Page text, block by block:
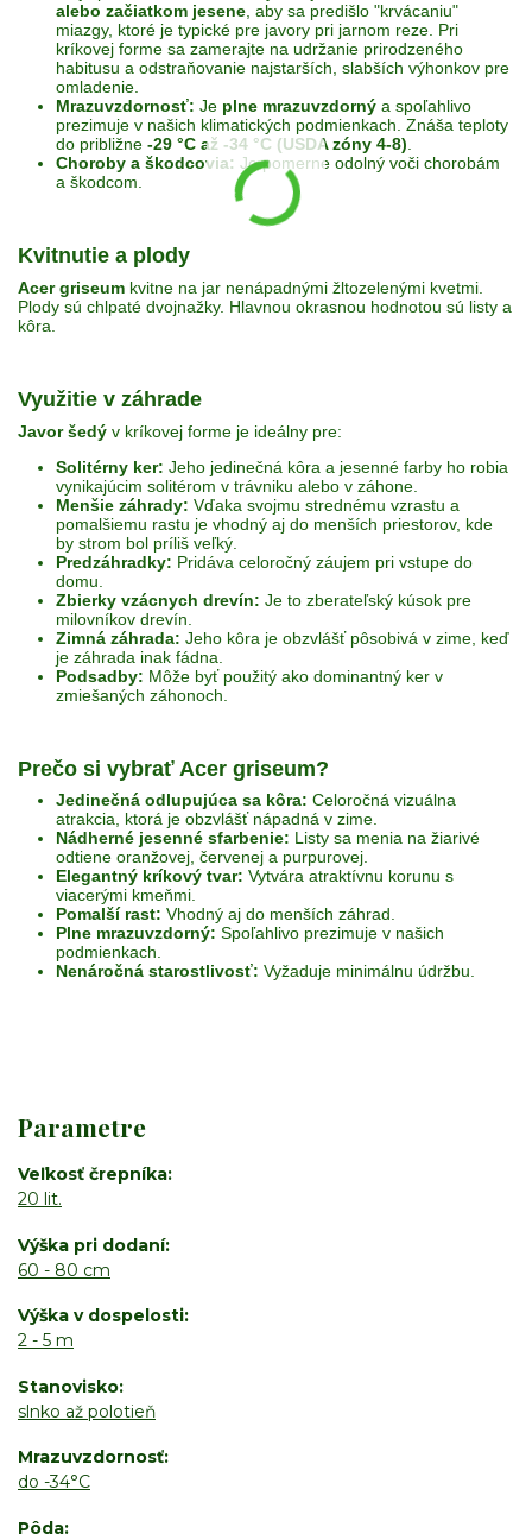
alebo začiatkom jesene , aby sa predišlo "krvácaniu"
miazgy, ktoré je typické pre javory pri jarnom reze. Pri
kríkovej forme sa zamerajte na udržanie prirodzeného
habitusu a odstraňovanie najstarších, slabších výhonkov pre
omladenie.
Mrazuvzdornosť: Je plne mrazuvzdorný a spoľahlivo
prezimuje v našich klimatických podmienkach. Znáša teploty
do približne -29 °C až -34 °C (USDA zóny 4-8)
Choroby a škodcovia: Je pomerne odolný voči chorobám
a škodcom.
Kvitnutie a plody
Acer griseum kvitne na jar nenápadnými žltozelenými kvetmi.
Plody sú chlpaté dvojnažky. Hlavnou okrasnou hodnotou sú listy a
kôra.
Využitie v záhrade
Javor šedý v kríkovej forme je ideálny pre:
Solitérny ker: Jeho jedinečná kôra a jesenné farby ho robia
vynikajúcim solitérom v trávniku alebo v záhone.
Menšie záhrady: Vďaka svojmu strednému vzrastu a
pomalšiemu rastu je vhodný aj do menších priestorov, kde
by strom bol príliš veľký.
Predzáhradky: Pridáva celoročný záujem pri vstupe do
domu.
Zbierky vzácnych drevín: Je to zberateľský kúsok pre
milovníkov drevín.
Zimná záhrada: Jeho kôra je obzvlášť pôsobivá v zime, keď
je záhrada inak fádna.
Podsadby: Môže byť použitý ako dominantný ker v
zmiešaných záhonoch.
Prečo si vybrať Acer griseum?
Jedinečná odlupujúca sa kôra: Celoročná vizuálna
atrakcia, ktorá je obzvlášť nápadná v zime.
Nádherné jesenné sfarbenie: Listy sa menia na žiarivé
odtiene oranžovej, červenej a purpurovej.
Elegantný kríkový tvar: Vytvára atraktívnu korunu s
viacerými kmeňmi.
Pomalší rast: Vhodný aj do menších záhrad.
Plne mrazuvzdorný: Spoľahlivo prezimuje v našich
podmienkach.
Nenáročná starostlivosť: Vyžaduje minimálnu údržbu.
Parametre
Veľkosť črepníka
20 lit.
Výška pri dodaní
60 - 80 cm
Výška v dospelosti
2 - 5 m
Stanovisko
slnko až polotieň
Mrazuvzdornosť
do -34°C
Pôda